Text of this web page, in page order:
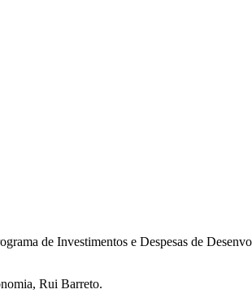
de Investimentos e Despesas de
Rui Barreto.